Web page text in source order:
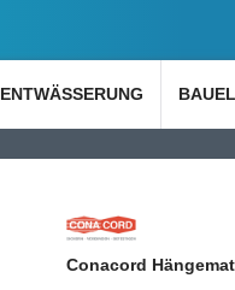
ENTWÄSSERUNG
Conacord